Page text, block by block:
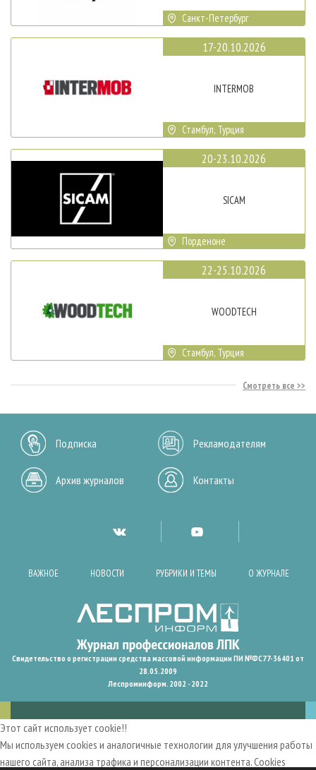
Санкт-Петербург
17-20.10.2026
INTERMOB
Стамбул, Турция
20-23.10.2026
SICAM
Порденоне
22-25.10.2026
WOODTECH
Стамбул, Турция
Смотреть все
Подписка Рекламодателям
Архив журналов Контакты
ВАЖНОЕ НОВОСТИ РУБРИКИ И ТЕМЫ О ЖУРНАЛЕ
Свидетельство о регистрации средства массовой информации ПИ №ФС77-36401 от
28.05.2009
Леспроминформ. 2002 - 2022
Этот сайт использует cookie!!
Мы используем cookies и аналогичные технологии для улучшения работы
нашего сайта, анализа трафика и персонализации контента. Cookies